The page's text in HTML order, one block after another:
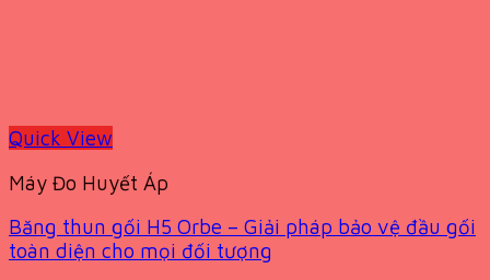
Quick View
Máy Đo Huyết Áp
Băng thun gối H5 Orbe – Giải pháp bảo vệ đầu gối
toàn diện cho mọi đối tượng